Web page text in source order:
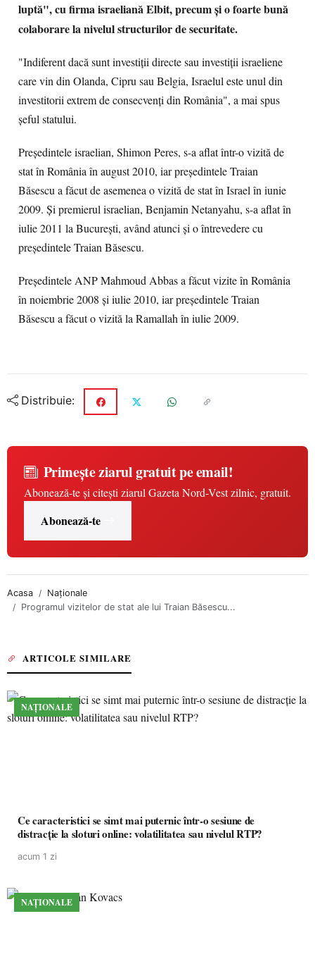
luptă", cu firma israeliană Elbit, precum şi o foarte bună
colaborare la nivelul structurilor de securitate.
"Indiferent dacă sunt investiţii directe sau investiţii israeliene
care vin din Olanda, Cipru sau Belgia, Israelul este unul din
investitorii extrem de consecvenţi din România", a mai spus
şeful statului.
Preşedintele israelian, Shimon Peres, s-a aflat într-o vizită de
stat în România în august 2010, iar preşedintele Traian
Băsescu a făcut de asemenea o vizită de stat în Israel în iunie
2009. Şi premierul israelian, Benjamin Netanyahu, s-a aflat în
iulie 2011 la Bucureşti, având atunci şi o întrevedere cu
preşedintele Traian Băsescu.
Preşedintele ANP Mahmoud Abbas a făcut vizite în România
în noiembrie 2008 şi iulie 2010, iar preşedintele Traian
Băsescu a făcut o vizită la Ramallah în iulie 2009.
Distribuie:
Primește ziarul gratuit pe email!
Abonează-te și citești ziarul Gazeta Nord-Vest zilnic, gratuit.
Abonează-te
Acasa
Naționale
Programul vizitelor de stat ale lui Traian Băsescu...
ARTICOLE SIMILARE
NAȚIONALE
Ce caracteristici se simt mai puternic într-o sesiune de
distracție la sloturi online: volatilitatea sau nivelul RTP?
acum 1 zi
NAȚIONALE